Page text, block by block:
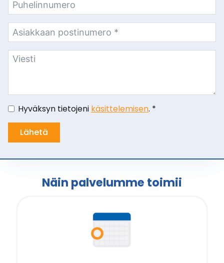
Hyväksyn tietojeni käsittelemisen. *
Lähetä
Näin palvelumme toimii